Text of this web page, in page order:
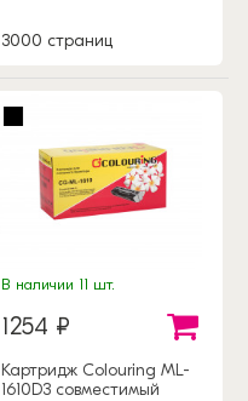
3000 страниц
В наличии 11 шт.
1254 ₽
Картридж Colouring ML-
1610D3 совместимый